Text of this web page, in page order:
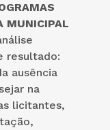
MUNICIPAL
resultado:
ausência
na
licitantes,